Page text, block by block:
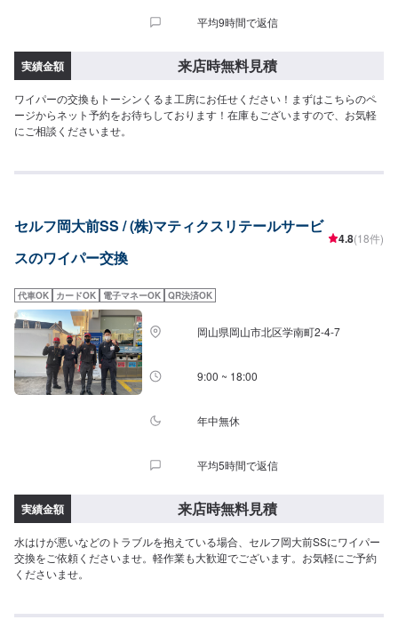
平均9時間で返信
実績金額 来店時無料見積
ワイパーの交換もトーシンくるま工房にお任せください！まずはこちらのペ
ージからネット予約をお待ちしております！在庫もございますので、お気軽
にご相談くださいませ。
セルフ岡大前SS / (株)マティクスリテールサービ
スのワイパー交換
4.8(18件)
代車OK カードOK 電子マネーOK QR決済OK
岡山県岡山市北区学南町2-4-7
9:00 ~ 18:00
年中無休
平均5時間で返信
実績金額 来店時無料見積
水はけが悪いなどのトラブルを抱えている場合、セルフ岡大前SSにワイパー
交換をご依頼くださいませ。軽作業も大歓迎でございます。お気軽にご予約
くださいませ。